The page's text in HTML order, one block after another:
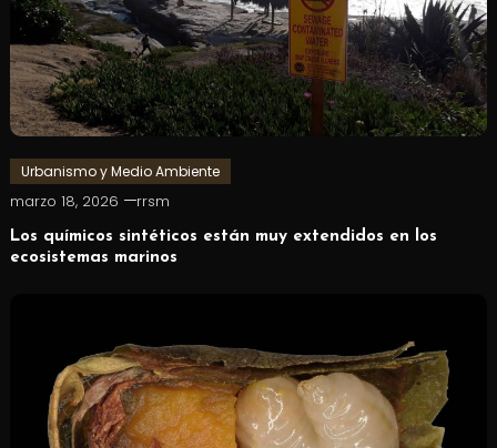
Urbanismo y Medio Ambiente
marzo 18, 2026 rrsm
Los químicos sintéticos están muy extendidos en los
ecosistemas marinos